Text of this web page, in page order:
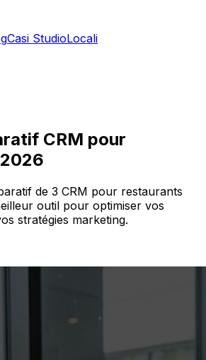
Casi StudioLocali
CRM pour
de 3 CRM pour restaurants
outil pour optimiser vos
stratégies marketing.